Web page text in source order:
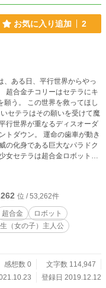
お気に入り追加 2
、ある日、平行世界からやっ
超合金チコリーはセテラにキ
ってほし
トダウン。 運命の歯車が動き
の化身である巨大なパラドク
なを守るため、愛と勇気を
リアスはささっと流した気で
ることもあります。 結果
位 / 53,262件
超合金
ロボット
（女の子）主人公
感想数 0
文字数 114,947
登録日 2019.12.12